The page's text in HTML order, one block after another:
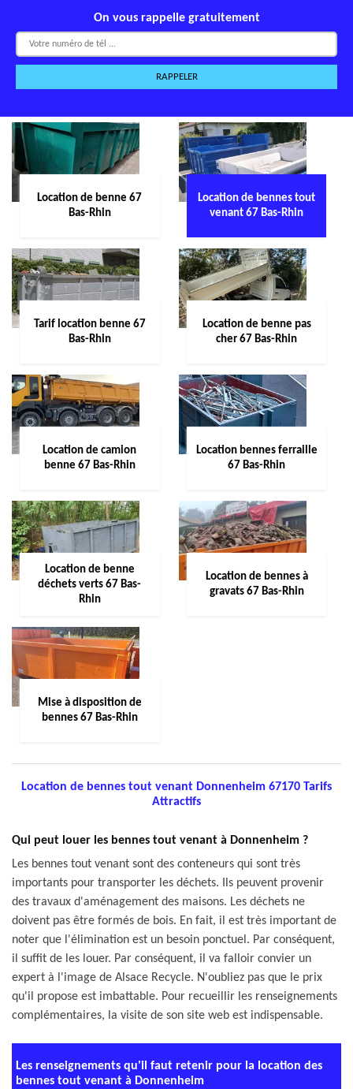
On vous rappelle gratuitement
Location de benne 67
Bas-Rhin
Location de bennes tout
venant 67 Bas-Rhin
Tarif location benne 67
Bas-Rhin
Location de benne pas
cher 67 Bas-Rhin
Location de camion
benne 67 Bas-Rhin
Location bennes ferraille
67 Bas-Rhin
Location de benne
déchets verts 67 Bas-
Rhin
Location de bennes à
gravats 67 Bas-Rhin
Mise à disposition de
bennes 67 Bas-Rhin
Location de bennes tout venant Donnenheim 67170 Tarifs
Attractifs
Qui peut louer les bennes tout venant à Donnenheim ?
Les bennes tout venant sont des conteneurs qui sont très
importants pour transporter les déchets. Ils peuvent provenir
des travaux d'aménagement des maisons. Les déchets ne
doivent pas être formés de bois. En fait, il est très important de
noter que l'élimination est un besoin ponctuel. Par conséquent,
il suffit de les louer. Par conséquent, il va falloir convier un
expert à l'image de Alsace Recycle. N'oubliez pas que le prix
qu'il propose est imbattable. Pour recueillir les renseignements
complémentaires, la visite de son site web est indispensable.
Les renseignements qu'il faut retenir pour la location des
bennes tout venant à Donnenheim